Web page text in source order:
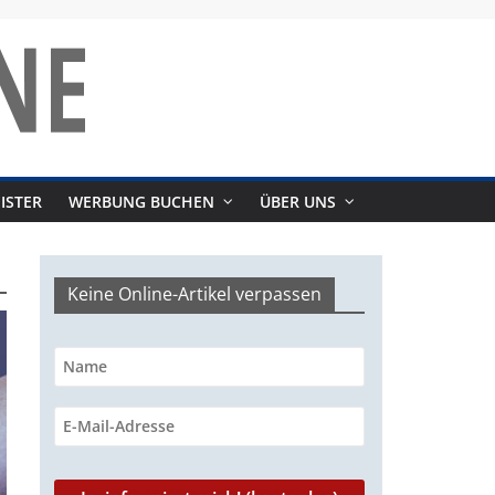
WERBUNG BUCHEN ÜBER UNS
Keine Online-Artikel verpassen